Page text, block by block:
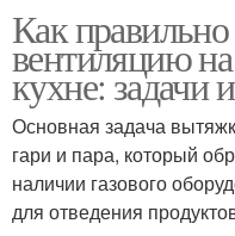
Как
вентиляцию
кухне: задачи
Основная задача
гари и пара, который
наличии газового
для отведения